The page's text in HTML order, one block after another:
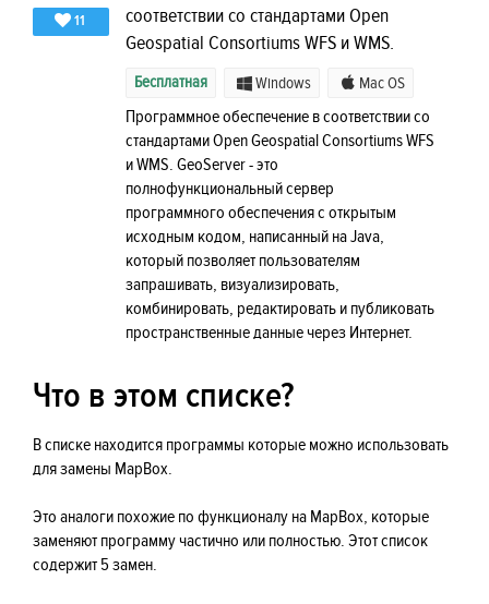
11
соответствии со стандартами Open
Geospatial Consortiums WFS и WMS.
Бесплатная Windows Mac OS
Программное обеспечение в соответствии со
стандартами Open Geospatial Consortiums WFS
и WMS. GeoServer - это
полнофункциональный сервер
программного обеспечения с открытым
исходным кодом, написанный на Java,
который позволяет пользователям
запрашивать, визуализировать,
комбинировать, редактировать и публиковать
пространственные данные через Интернет.
Что в этом списке?
В списке находится программы которые можно использовать
для замены MapBox.
Это аналоги похожие по функционалу на MapBox, которые
заменяют программу частично или полностью. Этот список
содержит 5 замен.